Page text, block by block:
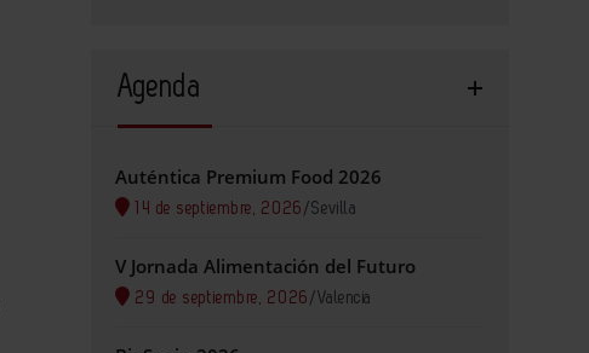
Agenda
Auténtica Premium Food 2026
14 de septiembre, 2026 /Sevilla
V Jornada Alimentación del Futuro
29 de septiembre, 2026 /Valencia